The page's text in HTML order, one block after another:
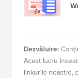
Dezvăluire:
Acest lucru
linkurile noastre,